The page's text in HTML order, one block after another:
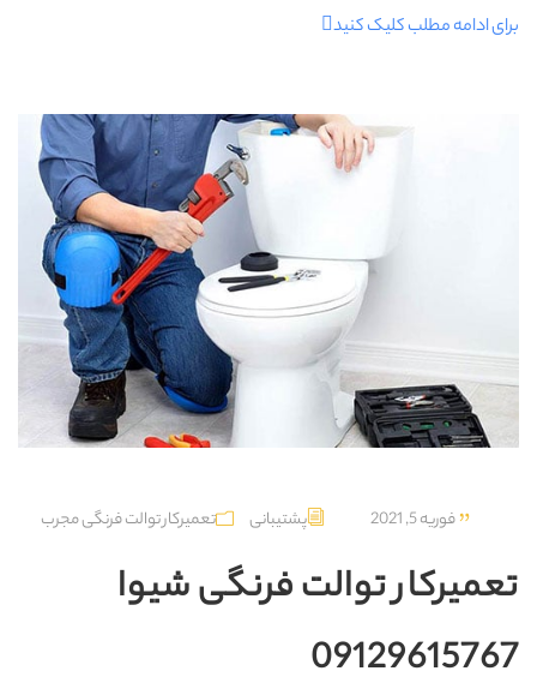
برای ادامه مطلب کلیک کنید
فوریه 5, 2021 پشتیبانی تعمیرکار توالت فرنگی مجرب
تعمیرکار توالت فرنگی شیوا
09129615767